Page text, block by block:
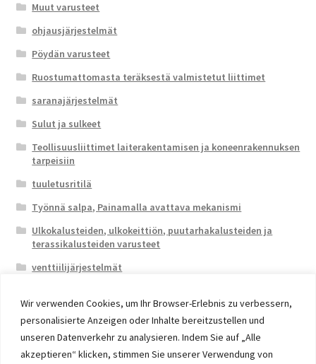
Wir verwenden Cookies, um Ihr Browser-Erlebnis zu verbessern,
personalisierte Anzeigen oder Inhalte bereitzustellen und
unseren Datenverkehr zu analysieren. Indem Sie auf „Alle
akzeptieren“ klicken, stimmen Sie unserer Verwendung von
Muut varusteet
ohjausjärjestelmät
Pöydän varusteet
Ruostumattomasta teräksestä valmistetut liittimet
saranajärjestelmät
Sulut ja sulkeet
Teollisuusliittimet laiterakentamisen ja koneenrakennuksen
tarpeisiin
tuuletusritilä
Työnnä salpa, Painamalla avattava mekanismi
Ulkokalusteiden, ulkokeittiön, puutarhakalusteiden ja
terassikalusteiden varusteet
venttiilijärjestelmät